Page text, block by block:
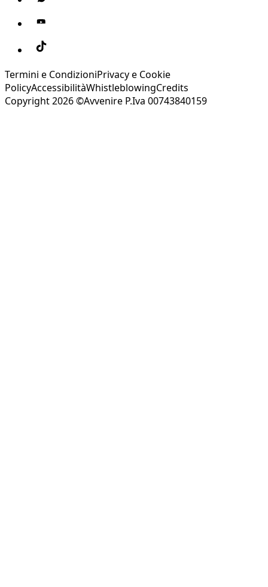
Termini e CondizioniPrivacy e Cookie
PolicyAccessibilitàWhistleblowingCredits
Copyright 2026 ©Avvenire P.Iva 00743840159